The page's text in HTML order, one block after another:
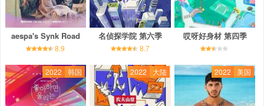
aespa's Synk Road
8.9
名侦探学院 第六季
8.7
哎呀好身材 第四季
2022 韩国 2022 大陆 2022 美国